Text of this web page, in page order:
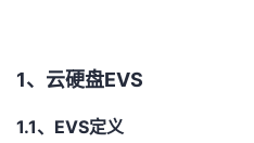
页
开
1、 云硬盘EVS
1.1、 EVS定义